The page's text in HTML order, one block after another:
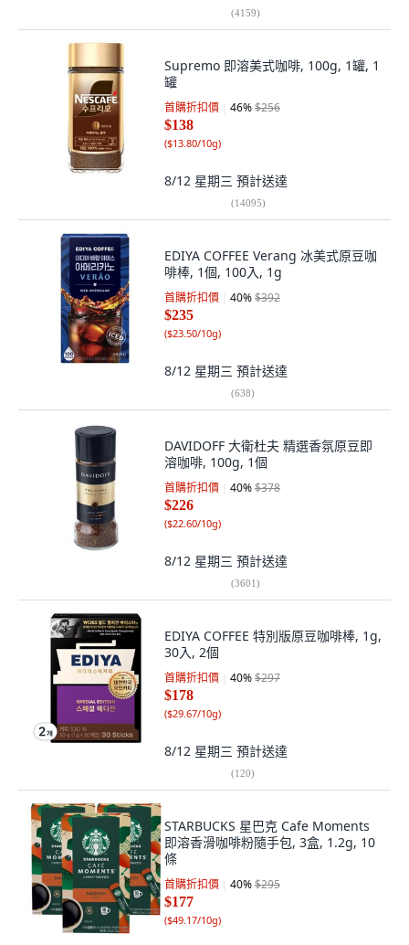
(4159)
Supremo 即溶美式咖啡, 100g, 1罐, 1
罐
首購折扣價 46%$256
$138
($13.80/10g)
8/12 星期三 預計送達
(14095)
EDIYA COFFEE Verang 冰美式原豆咖
啡棒, 1個, 100入, 1g
首購折扣價 40%$392
$235
($23.50/10g)
8/12 星期三 預計送達
(638)
DAVIDOFF 大衛杜夫 精選香氛原豆即
溶咖啡, 100g, 1個
首購折扣價 40%$378
$226
($22.60/10g)
8/12 星期三 預計送達
(3601)
EDIYA COFFEE 特別版原豆咖啡棒, 1g,
30入, 2個
首購折扣價 40%$297
$178
($29.67/10g)
8/12 星期三 預計送達
(120)
STARBUCKS 星巴克 Cafe Moments
即溶香滑咖啡粉隨手包, 3盒, 1.2g, 10
條
首購折扣價 40%$295
$177
($49.17/10g)